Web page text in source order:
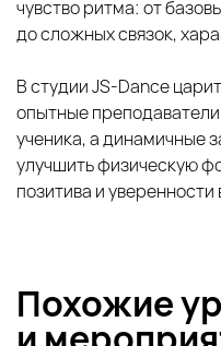
чувство ритма: от
до сложных связок,
В студии JS‑Dance
опытные
ученика, а динамичные
улучшить физическую
позитива и уверенности
Похожие